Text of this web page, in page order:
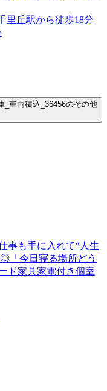
里丘駅から徒歩18分
_車両積込_36456のその他
事も手に入れて“人生
「今日寝る場所どう
ド家具家電付き個室